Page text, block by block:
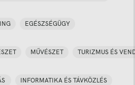
EGÉSZSÉGÜGY
MŰVÉSZET TURIZMUS ÉS
INFORMATIKA ÉS TÁVKÖZLÉS